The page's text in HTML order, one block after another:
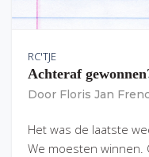
RC'TJE
Achteraf
Door Floris Jan
Het was de laatste
We moesten winnen.